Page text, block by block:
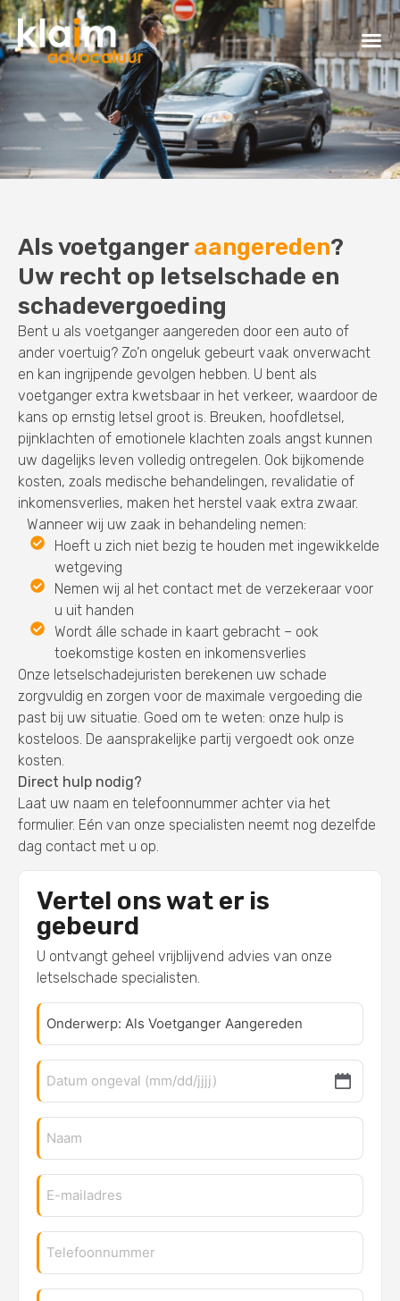
Als voetgangeraangereden?
Uw recht op letselschade en
schadevergoeding
Bent u als voetganger aangereden door een auto of
ander voertuig? Zo’n ongeluk gebeurt vaak onverwacht
en kan ingrijpende gevolgen hebben. U bent als
voetganger extra kwetsbaar in het verkeer, waardoor de
kans op ernstig letsel groot is. Breuken, hoofdletsel,
pijnklachten of emotionele klachten zoals angst kunnen
uw dagelijks leven volledig ontregelen. Ook bijkomende
kosten, zoals medische behandelingen, revalidatie of
inkomensverlies, maken het herstel vaak extra zwaar.
Wanneer wij uw zaak in behandeling nemen:
Hoeft u zich niet bezig te houden met ingewikkelde
wetgeving
Nemen wij al het contact met de verzekeraar voor
u uit handen
Wordt álle schade in kaart gebracht – ook
toekomstige kosten en inkomensverlies
Onze letselschadejuristen berekenen uw schade
zorgvuldig en zorgen voor de maximale vergoeding die
past bij uw situatie. Goed om te weten: onze hulp is
kosteloos. De aansprakelijke partij vergoedt ook onze
kosten.
Direct hulp nodig?
Laat uw naam en telefoonnummer achter via het
formulier. Eén van onze specialisten neemt nog dezelfde
dag contact met u op.
Vertel ons wat er is
gebeurd
U ontvangt geheel vrijblijvend advies van onze
letselschade specialisten.
ONDERWERP
WANNEER
HEEFT
HET
ONGEVAL
PLAATSGEVONDEN?
NAAM
E-
MAILADRES
TELEFOONNUMMER
VERTEL